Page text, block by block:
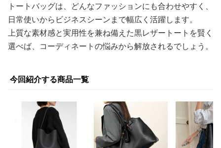
トートバッグは、どんなファッションにも合わせやすく、
日常使いからビジネスシーンまで幅広く活躍します。
上質な素材感と実用性を兼ね備えた黒レザートートを賢く
選べば、コーディネートの悩みから解放されるでしょう。
今回紹介する商品一覧